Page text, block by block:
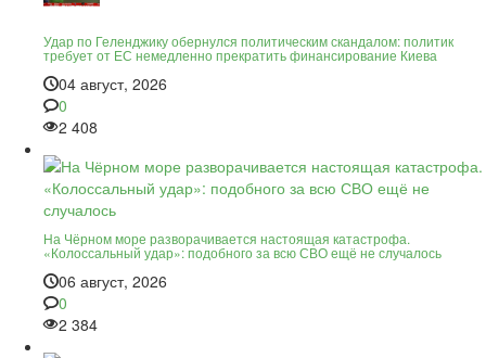
Удар по Геленджику обернулся политическим скандалом: политик
требует от ЕС немедленно прекратить финансирование Киева
04 август, 2026
0
2 408
На Чёрном море разворачивается настоящая катастрофа.
«Колоссальный удар»: подобного за всю СВО ещё не случалось
06 август, 2026
0
2 384